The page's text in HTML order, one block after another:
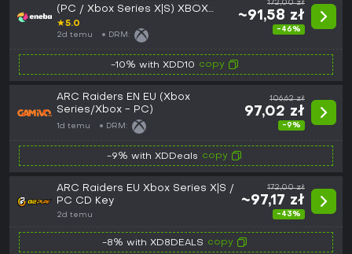
(PC / Xbox Series X|S) XBOX
LIVE Key EUROPE
★5.0
2d temu DRM:
172,00 zł
~91,58 zł
-46%
-10% with XDD10 copy
ARC Raiders EN EU (Xbox
Series/Xbox - PC)
1d temu DRM:
106,62 zł
97,02 zł
-9%
-9% with XDDeals copy
ARC Raiders EU Xbox Series X|S /
PC CD Key
2d temu
172,00 zł
~97,17 zł
-43%
-8% with XD8DEALS copy